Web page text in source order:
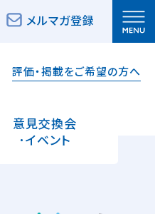
意見交換会
･イベント
メルマガ登録
評価・掲載をご希望の方へ